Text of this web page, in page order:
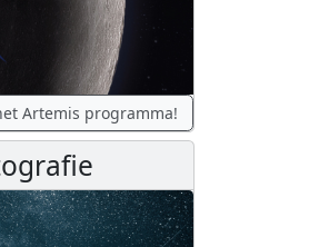
Artemis programma!